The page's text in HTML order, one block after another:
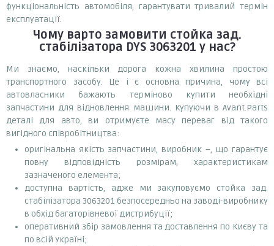
функціональність автомобіля, гарантувати тривалий термін
експлуатації.
Чому варто замовити стойка зад.
стабілізатора DYS 3063201 у нас?
Ми знаємо, наскільки дорога кожна хвилина простою
транспортного засобу. Це і є основна причина, чому всі
автовласники бажають терміново купити необхідні
запчастини для відновлення машини. Купуючи в Avant.Parts
деталі для авто, ви отримуєте масу переваг від такого
вигідного співробітництва:
оригінальна якість запчастини, виробник –, що гарантує
повну відповідність розмірам, характеристикам
зазначеного елемента;
доступна вартість, адже ми закуповуємо стойка зад.
стабілізатора 3063201 безпосередньо на заводі-виробнику
в обхід багаторівневої дистрибуції;
оперативний збір замовлення та доставлення по Києву та
по всій Україні;